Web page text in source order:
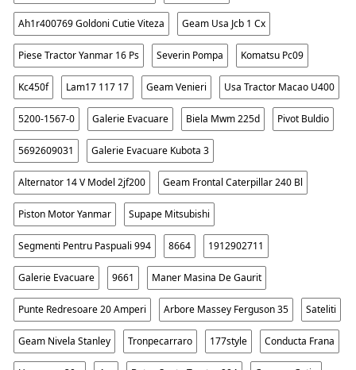
Ah1r400769 Goldoni Cutie Viteza Geam Usa Jcb 1 Cx
Piese Tractor Yanmar 16 Ps Severin Pompa Komatsu Pc09
Kc450f Lam17 117 17 Geam Venieri Usa Tractor Macao U400
5200-1567-0 Galerie Evacuare Biela Mwm 225d Pivot Buldio
5692609031 Galerie Evacuare Kubota 3
Alternator 14 V Model 2jf200 Geam Frontal Caterpillar 240 Bl
Piston Motor Yanmar Supape Mitsubishi
Segmenti Pentru Paspuali 994 8664 1912902711
Galerie Evacuare 9661 Maner Masina De Gaurit
Punte Redresoare 20 Amperi Arbore Massey Ferguson 35 Sateliti
Geam Nivela Stanley Tronpecarraro 177style Conducta Frana